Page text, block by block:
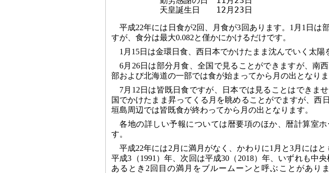
平成22年には日食が2回、月食が3回あります。1月1日は
すが、食分は最大0.082と僅かにかけるだけです。
1月15日は金環日食、西日本でかけたまま沈んでいく太陽
6月26日は部分月食、全国で見ることができますが、南
部および北海道の一部では食が始まってから月の出となりま
7月12日は皆既日食ですが、日本では見ることはできま
国でかけたまま昇ってくる月を眺めることがでますが、西
垣島周辺では皆既食が終わってから月の出となります。
各地の詳しい予報については暦要項のほか、暦計算室
す。
平成22年には2月に満月がなく、かわりに1月と3月には
平成3（1991）年、次回は平成30（2018）年、いずれも中
あるとき2回目の満月をブルームーンと呼ぶことがあり